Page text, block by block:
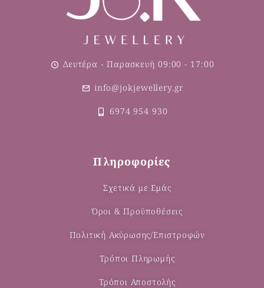
Δευτέρα - Παρασκευή 09:00 - 17:00
info@jokjewellery.gr
6974 954 930
Πληροφορίες
Σχετικά με Εμάς
Όροι & Προϋποθέσεις
Πολιτική Ακύρωσης/Επιστροφών
Τρόποι Πληρωμής
Τρόποι Αποστολής